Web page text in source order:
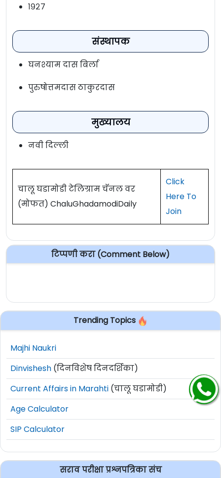
१९२७
संस्थापक
घनश्याम दास बिर्ला
पुरुषोत्तमदास ठाकुरदास
मुख्यालय
नवी दिल्ली
चालू घडामोडी टेलिग्राम चॅनल वर
(मोफत) ChaluGhadamodiDaily
Click
Here To
Join
टिप्पणी करा (Comment Below)
Trending Topics
Majhi Naukri
Dinvishesh (दिनविशेष दिनदर्शिका)
Current Affairs in Marahti (चालू घडामोडी)
Age Calculator
SIP Calculator
सराव परीक्षा प्रश्नपत्रिका संच